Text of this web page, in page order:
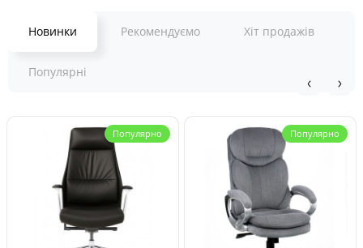
Новинки Рекомендуємо Хіт продажів
Популярні
Популярно Популярно